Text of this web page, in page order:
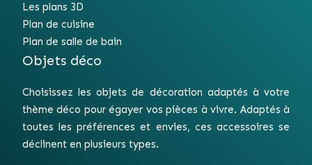
Les plans 3D
Plan de cuisine
Plan de salle de bain
Objets déco
Choisissez les objets de décoration adaptés à votre
thème déco pour égayer vos pièces à vivre. Adaptés à
toutes les préférences et envies, ces accessoires se
déclinent en plusieurs types.